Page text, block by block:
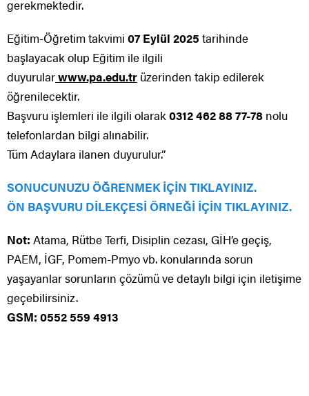
gerekmektedir.
Eğitim-Öğretim takvimi 07 Eylül 2025 tarihinde
başlayacak olup Eğitim ile ilgili
duyurularwww.pa.edu.tr üzerinden takip edilerek
öğrenilecektir.
Başvuru işlemleri ile ilgili olarak0312 462 88 77-78 nolu
telefonlardan bilgi alınabilir.
Tüm Adaylara ilanen duyurulur.”
SONUCUNUZU ÖĞRENMEK İÇİN TIKLAYINIZ.
ÖN BAŞVURU DİLEKÇESİ ÖRNEĞİ İÇİN TIKLAYINIZ.
Not: Atama, Rütbe Terfi, Disiplin cezası, GİH’e geçiş,
PAEM, İGF, Pomem-Pmyo vb. konularında sorun
yaşayanlar sorunların çözümü ve detaylı bilgi için iletişime
geçebilirsiniz.
GSM: 0552 559 4913